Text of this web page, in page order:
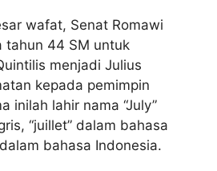
wafat, Senat Romawi
tahun 44 SM untuk
menjadi Julius
kepada pemimpin
inilah lahir nama “July”
“juillet” dalam bahasa
bahasa Indonesia.